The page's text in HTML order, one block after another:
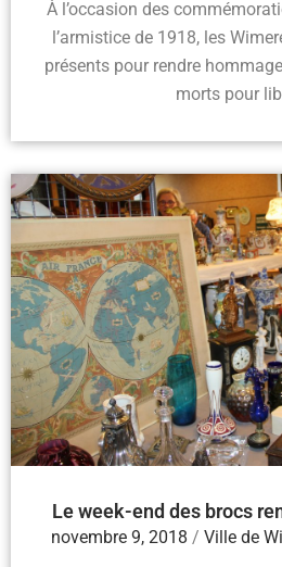
À l’occasion des
l’armistice de 1918, les
présents pour rendre
morts pour
Le week-end des brocs
novembre 9, 2018 / Ville de